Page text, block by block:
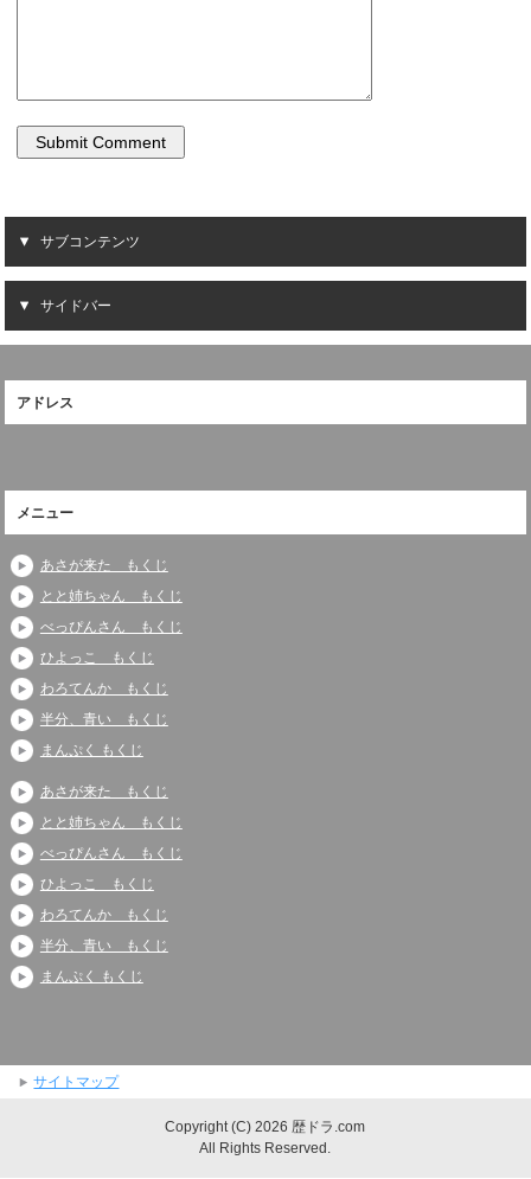
サブコンテンツ
サイドバー
アドレス
メニュー
あさが来た もくじ
とと姉ちゃん もくじ
べっぴんさん もくじ
ひよっこ もくじ
わろてんか もくじ
半分、青い もくじ
まんぷく もくじ
あさが来た もくじ
とと姉ちゃん もくじ
べっぴんさん もくじ
ひよっこ もくじ
わろてんか もくじ
半分、青い もくじ
まんぷく もくじ
サイトマップ
Copyright (C) 2026 歴ドラ.com
All Rights Reserved.